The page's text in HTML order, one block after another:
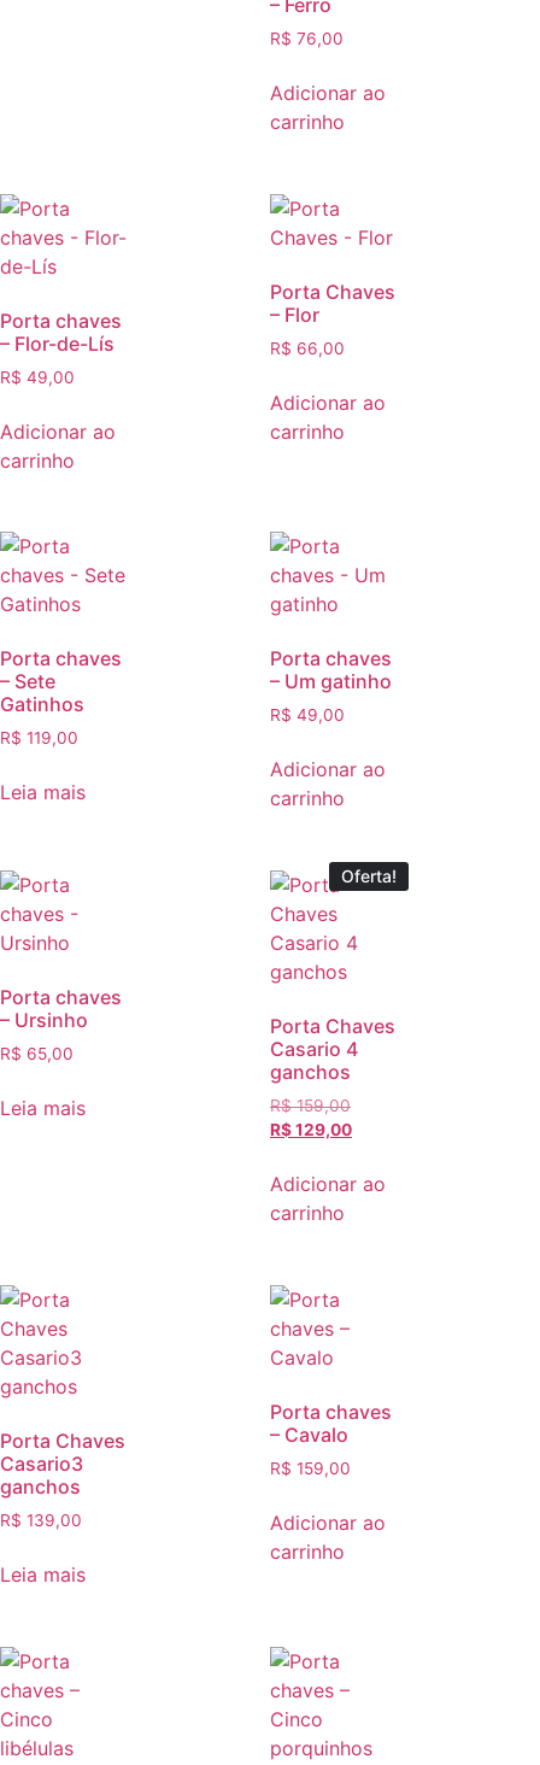
– Ferro
R$ 76,00
Adicionar ao
carrinho
Porta chaves
– Flor-de-Lís
R$ 49,00
Adicionar ao
carrinho
Porta Chaves
– Flor
R$ 66,00
Adicionar ao
carrinho
Porta chaves
– Sete
Gatinhos
R$ 119,00
Leia mais
Porta chaves
– Um gatinho
R$ 49,00
Adicionar ao
carrinho
Porta chaves
– Ursinho
R$ 65,00
Leia mais
Oferta!
Porta Chaves
Casario 4
ganchos
R$159,00
R$129,00
Adicionar ao
carrinho
Porta Chaves
Casario3
ganchos
R$ 139,00
Leia mais
Porta chaves
– Cavalo
R$ 159,00
Adicionar ao
carrinho